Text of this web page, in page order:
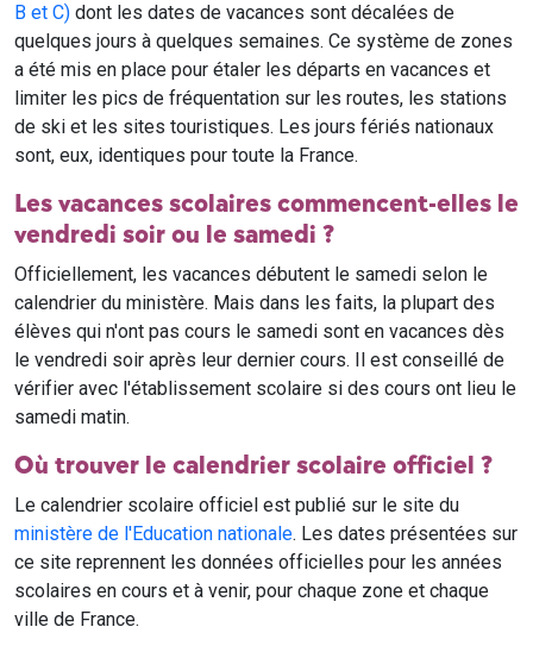
B et C) dont les dates de vacances sont décalées de
quelques jours à quelques semaines. Ce système de zones
a été mis en place pour étaler les départs en vacances et
limiter les pics de fréquentation sur les routes, les stations
de ski et les sites touristiques. Les jours fériés nationaux
sont, eux, identiques pour toute la France.
Les vacances scolaires commencent-elles le
vendredi soir ou le samedi ?
Officiellement, les vacances débutent le samedi selon le
calendrier du ministère. Mais dans les faits, la plupart des
élèves qui n'ont pas cours le samedi sont en vacances dès
le vendredi soir après leur dernier cours. Il est conseillé de
vérifier avec l'établissement scolaire si des cours ont lieu le
samedi matin.
Où trouver le calendrier scolaire officiel ?
Le calendrier scolaire officiel est publié sur le site du
ministère de l'Education nationale. Les dates présentées sur
ce site reprennent les données officielles pour les années
scolaires en cours et à venir, pour chaque zone et chaque
ville de France.